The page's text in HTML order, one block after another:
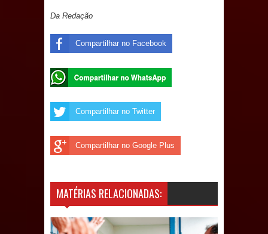
e deve atrair grande público
Nota de pesar: Câmara de Marí
lamenta a morte da ex-vereadora
Prefeito Major Sidnei busca em
Acolhida e CRAS de Sapé
Denise Ribeiro toma posse no
Da Redação
Compartilhar no Facebook
Compartilhar no Twitter
Compartilhar no Google Plus
MATÉRIAS RELACIONADAS: